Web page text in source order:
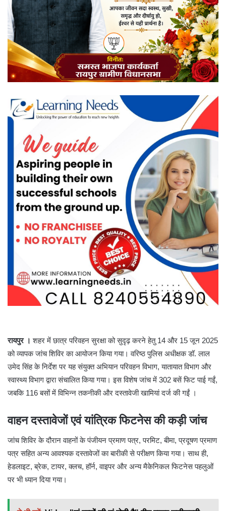
रायपुर । शहर में छात्र परिवहन सुरक्षा को सुदृढ़ करने हेतु 14 और 15 जून 2025
को व्यापक जांच शिविर का आयोजन किया गया। वरिष्ठ पुलिस अधीक्षक डॉ. लाल
उमेद सिंह के निर्देश पर यह संयुक्त अभियान परिवहन विभाग, यातायात विभाग और
स्वास्थ्य विभाग द्वारा संचालित किया गया। इस विशेष जांच में 302 बसें फिट पाई गईं,
जबकि 116 बसों में विभिन्न तकनीकी और दस्तावेजी खामियां दर्ज की गईं ।
वाहन दस्तावेजों एवं यांत्रिक फिटनेस की कड़ी जांच
जांच शिविर के दौरान वाहनों के पंजीयन प्रमाण पत्र, परमिट, बीमा, प्रदूषण प्रमाण
पत्र सहित अन्य आवश्यक दस्तावेजों का बारीकी से परीक्षण किया गया। साथ ही,
हेडलाइट, ब्रेक, टायर, क्लच, हॉर्न, वाइपर और अन्य मैकेनिकल फिटनेस पहलुओं
पर भी ध्यान दिया गया।